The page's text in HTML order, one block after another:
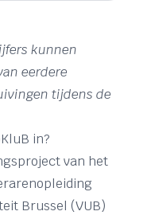
kunnen
eerdere
tijdens de
in?
van het
Brussel (VUB)